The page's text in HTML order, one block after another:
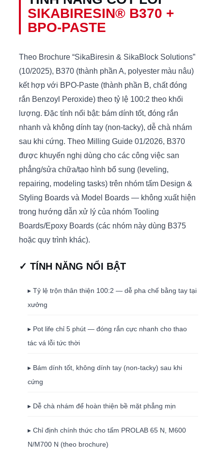
SIKABIRESIN® B370 +
BPO-PASTE
Theo Brochure “SikaBiresin & SikaBlock Solutions”
(10/2025), B370 (thành phần A, polyester màu nâu)
kết hợp với BPO-Paste (thành phần B, chất đóng
rắn Benzoyl Peroxide) theo tỷ lệ 100:2 theo khối
lượng. Đặc tính nổi bật: bám dính tốt, đóng rắn
nhanh và không dính tay (non-tacky), dễ chà nhám
sau khi cứng. Theo Milling Guide 01/2026, B370
được khuyến nghị dùng cho các công việc san
phẳng/sửa chữa/tạo hình bổ sung (leveling,
repairing, modeling tasks) trên nhóm tấm Design &
Styling Boards và Model Boards — không xuất hiện
trong hướng dẫn xử lý của nhóm Tooling
Boards/Epoxy Boards (các nhóm này dùng B375
hoặc quy trình khác).
✓ TÍNH NĂNG NỔI BẬT
▸ Tỷ lệ trộn thân thiện 100:2 — dễ pha chế bằng tay tại
xưởng
▸ Pot life chỉ 5 phút — đóng rắn cực nhanh cho thao
tác vá lỗi tức thời
▸ Bám dính tốt, không dính tay (non-tacky) sau khi
cứng
▸ Dễ chà nhám để hoàn thiện bề mặt phẳng mịn
▸ Chỉ định chính thức cho tấm PROLAB 65 N, M600
N/M700 N (theo brochure)